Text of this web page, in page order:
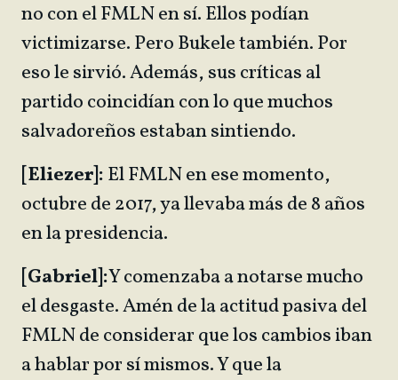
no con el FMLN en sí. Ellos podían
victimizarse. Pero Bukele también. Por
eso le sirvió. Además, sus críticas al
partido coincidían con lo que muchos
salvadoreños estaban sintiendo.
[Eliezer]:El FMLN en ese momento,
octubre de 2017, ya llevaba más de 8 años
en la presidencia.
[Gabriel]:Y comenzaba a notarse mucho
el desgaste. Amén de la actitud pasiva del
FMLN de considerar que los cambios iban
a hablar por sí mismos. Y que la